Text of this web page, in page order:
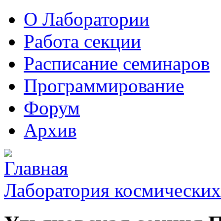
О Лаборатории
Работа секции
Расписание семинаров
Программирование
Форум
Архив
Лаборатория